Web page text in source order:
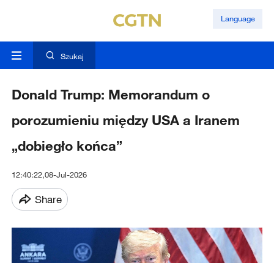
Language
Szukaj
Donald Trump: Memorandum o
porozumieniu między USA a Iranem
„dobiegło końca”
12:40:22,08-Jul-2026
Share